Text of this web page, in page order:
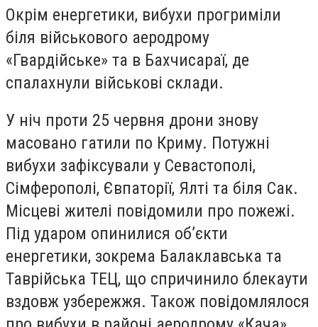
Окрім енергетики, вибухи прогриміли
біля військового аеродрому
«Гвардійське» та в Бахчисараї, де
спалахнули військові склади.
У ніч проти 25 червня дрони знову
масовано гатили по Криму. Потужні
вибухи зафіксували у Севастополі,
Сімферополі, Євпаторії, Ялті та біля Сак.
Місцеві жителі повідомили про пожежі.
Під ударом опинилися об’єкти
енергетики, зокрема Балаклавська та
Таврійська ТЕЦ, що спричинило блекаути
вздовж узбережжя. Також повідомлялося